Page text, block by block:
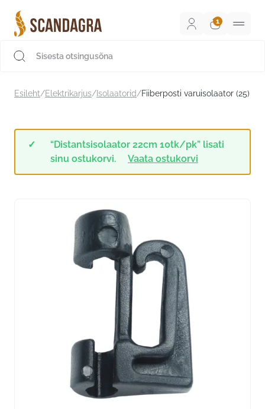
sisu
juurde
Esileht/Elektrikarjus/Isolaatorid/Fiiberposti varuisolaator (25)
“Distantsisolaator 22cm 10tk/pk” lisati
sinu ostukorvi.
Vaata ostukorvi